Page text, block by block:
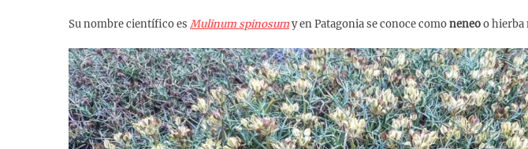
Su nombre científico es Mulinum spinosumy en Patagonia se conoce comoneneoo hierba